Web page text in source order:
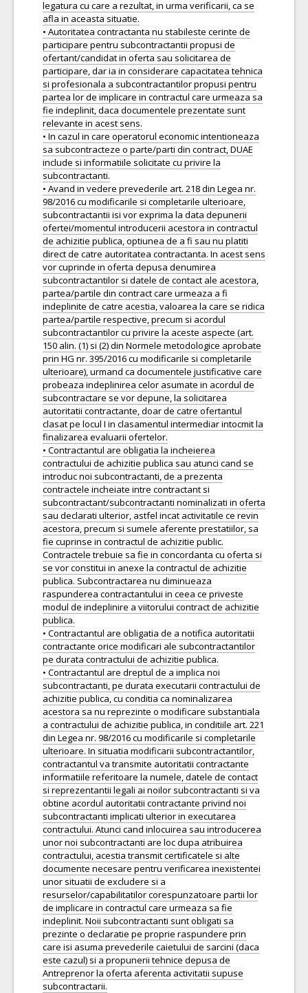
legatura cu care a rezultat, in urma verificarii, ca se
afla in aceasta situatie.
• Autoritatea contractanta nu stabileste cerinte de
participare pentru subcontractantii propusi de
ofertant/candidat in oferta sau solicitarea de
participare, dar ia in considerare capacitatea tehnica
si profesionala a subcontractantilor propusi pentru
partea lor de implicare in contractul care urmeaza sa
fie indeplinit, daca documentele prezentate sunt
relevante in acest sens.
• In cazul in care operatorul economic intentioneaza
sa subcontracteze o parte/parti din contract, DUAE
include si informatiile solicitate cu privire la
subcontractanti.
• Avand in vedere prevederile art. 218 din Legea nr.
98/2016 cu modificarile si completarile ulterioare,
subcontractantii isi vor exprima la data depunerii
ofertei/momentul introducerii acestora in contractul
de achizitie publica, optiunea de a fi sau nu platiti
direct de catre autoritatea contractanta. In acest sens
vor cuprinde in oferta depusa denumirea
subcontractantilor si datele de contact ale acestora,
partea/partile din contract care urmeaza a fi
indeplinite de catre acestia, valoarea la care se ridica
partea/partile respective, precum si acordul
subcontractantilor cu privire la aceste aspecte (art.
150 alin. (1) si (2) din Normele metodologice aprobate
prin HG nr. 395/2016 cu modificarile si completarile
ulterioare), urmand ca documentele justificative care
probeaza indeplinirea celor asumate in acordul de
subcontractare se vor depune, la solicitarea
autoritatii contractante, doar de catre ofertantul
clasat pe locul I in clasamentul intermediar intocmit la
finalizarea evaluarii ofertelor.
• Contractantul are obligatia la incheierea
contractului de achizitie publica sau atunci cand se
introduc noi subcontractanti, de a prezenta
contractele incheiate intre contractant si
subcontractant/subcontractanti nominalizati in oferta
sau declarati ulterior, astfel incat activitatile ce revin
acestora, precum si sumele aferente prestatiilor, sa
fie cuprinse in contractul de achizitie public.
Contractele trebuie sa fie in concordanta cu oferta si
se vor constitui in anexe la contractul de achizitie
publica. Subcontractarea nu diminueaza
raspunderea contractantului in ceea ce priveste
modul de indeplinire a viitorului contract de achizitie
publica.
• Contractantul are obligatia de a notifica autoritatii
contractante orice modificari ale subcontractantilor
pe durata contractului de achizitie publica.
• Contractantul are dreptul de a implica noi
subcontractanti, pe durata executarii contractului de
achizitie publica, cu conditia ca nominalizarea
acestora sa nu reprezinte o modificare substantiala
a contractului de achizitie publica, in conditiile art. 221
din Legea nr. 98/2016 cu modificarile si completarile
ulterioare. In situatia modificarii subcontractantilor,
contractantul va transmite autoritatii contractante
informatiile referitoare la numele, datele de contact
si reprezentantii legali ai noilor subcontractanti si va
obtine acordul autoritatii contractante privind noi
subcontractanti implicati ulterior in executarea
contractului. Atunci cand inlocuirea sau introducerea
unor noi subcontractanti are loc dupa atribuirea
contractului, acestia transmit certificatele si alte
documente necesare pentru verificarea inexistentei
unor situatii de excludere si a
resurselor/capabilitatilor corespunzatoare partii lor
de implicare in contractul care urmeaza sa fie
indeplinit. Noii subcontractanti sunt obligati sa
prezinte o declaratie pe proprie raspundere prin
care isi asuma prevederile caietului de sarcini (daca
este cazul) si a propunerii tehnice depusa de
Antreprenor la oferta aferenta activitatii supuse
subcontractarii.